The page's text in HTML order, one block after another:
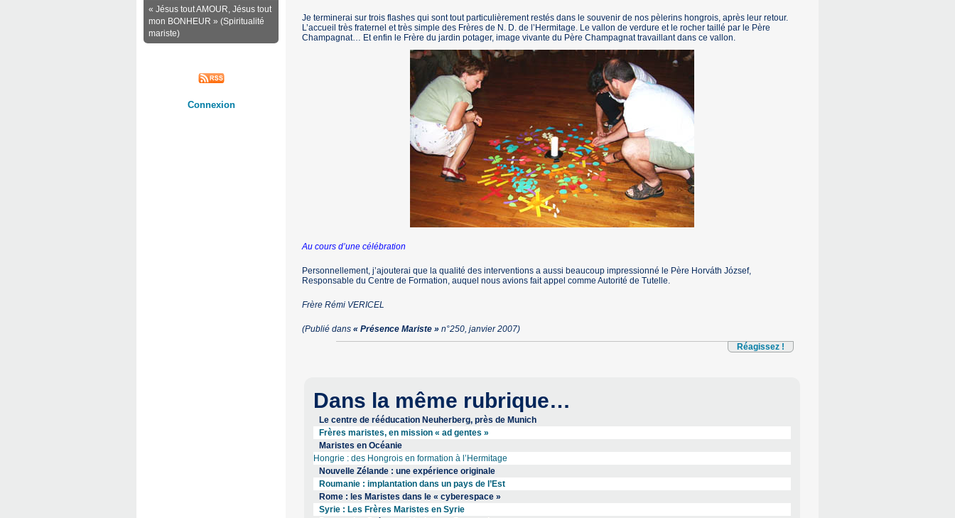
Je terminerai sur trois flashes qui sont tout particulièrement restés dans le souvenir de nos pèlerins hongrois, après leur retour.
L’accueil très fraternel et très simple des Frères de N. D. de l’Hermitage. Le vallon de verdure et le rocher taillé par le Père
Champagnat… Et enfin le Frère du jardin potager, image vivante du Père Champagnat travaillant dans ce vallon.
Au cours d’une célébration
Personnellement, j’ajouterai que la qualité des interventions a aussi beaucoup impressionné le Père Horváth József,
Responsable du Centre de Formation, auquel nous avions fait appel comme Autorité de Tutelle.
Frère Rémi VERICEL
(Publié dans « Présence Mariste »n°250, janvier 2007)
Réagissez !
Dans la même rubrique…
Le centre de rééducation Neuherberg, près de Munich
Frères maristes, en mission « ad gentes »
Maristes en Océanie
Hongrie : des Hongrois en formation à l’Hermitage
Nouvelle Zélande : une expérience originale
Roumanie : implantation dans un pays de l’Est
Rome : les Maristes dans le « cyberespace »
Syrie : Les Frères Maristes en Syrie
« Jésus tout AMOUR, Jésus tout
mon BONHEUR » (Spiritualité
mariste)
Connexion